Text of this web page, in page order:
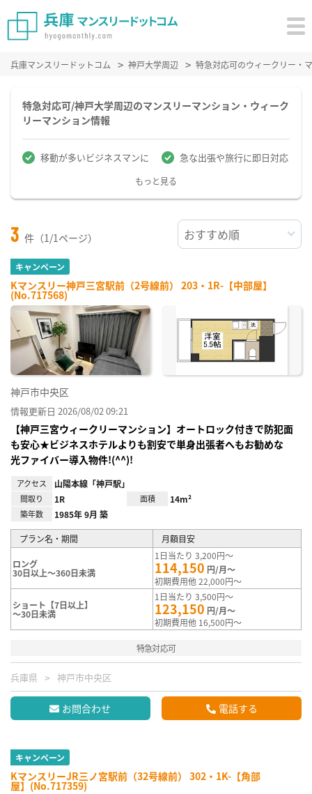
兵庫マンスリードットコム 神戸大学周辺 特急対応可のウィークリー・
特急対応可/神戸大学周辺のマンスリーマンション・ウィーク
リーマンション情報
移動が多いビジネスマンに 急な出張や旅行に即日対応
もっと見る
3 件（1/1ページ）
キャンペーン
Kマンスリー神戸三宮駅前（2号線前） 203・1R-【中部屋】
(No.717568)
神戸市中央区
情報更新日 2026/08/02 09:21
【神戸三宮ウィークリーマンション】オートロック付きで防犯面
も安心★ビジネスホテルよりも割安で単身出張者へもお勧めな
光ファイバー導入物件!(^^)!
アクセス 山陽本線「神戸駅」
間取り 1R 面積 14m²
築年数 1985年 9月 築
プラン名・期間 月額目安
ロング
30日以上～360日未満
1日当たり 3,200円～
114,150 円/月～
初期費用他 22,000円～
ショート【7日以上】
～30日未満
1日当たり 3,500円～
123,150 円/月～
初期費用他 16,500円～
特急対応可
兵庫県 神戸市中央区
お問合わせ 電話する
キャンペーン
KマンスリーJR三ノ宮駅前（32号線前） 302・1K-【角部
屋】(No.717359)